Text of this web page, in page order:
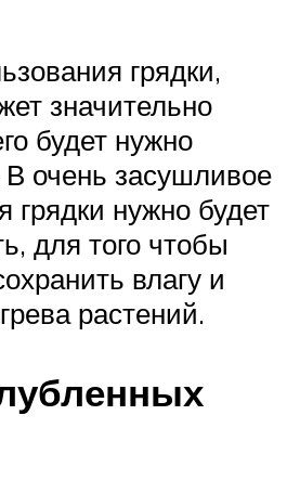
грядки,
значительно
будет нужно
очень засушливое
грядки нужно будет
для того чтобы
влагу и
растений.